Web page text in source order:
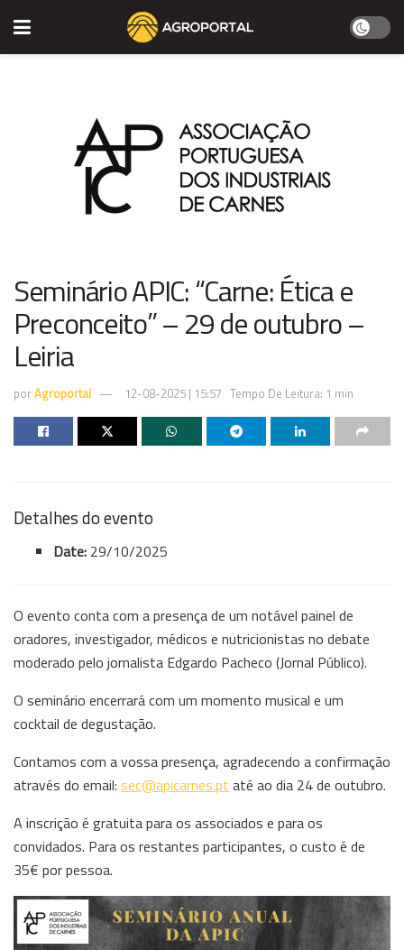
Seminário APIC: “Carne: Ética e
Preconceito” – 29 de outubro –
Leiria
porAgroportal 12-08-2025 | 15:57 Tempo De Leitura: 1 min
Detalhes do evento
Date: 29/10/2025
O evento conta com a presença de um notável painel de
oradores, investigador, médicos e nutricionistas no debate
moderado pelo jornalista Edgardo Pacheco (Jornal Público).
O seminário encerrará com um momento musical e um
cocktail de degustação.
Contamos com a vossa presença, agradecendo a confirmação
através do email: sec@apicarnes.pt até ao dia 24 de outubro.
A inscrição é gratuita para os associados e para os
convidados. Para os restantes participantes, o custo é de
35€ por pessoa.